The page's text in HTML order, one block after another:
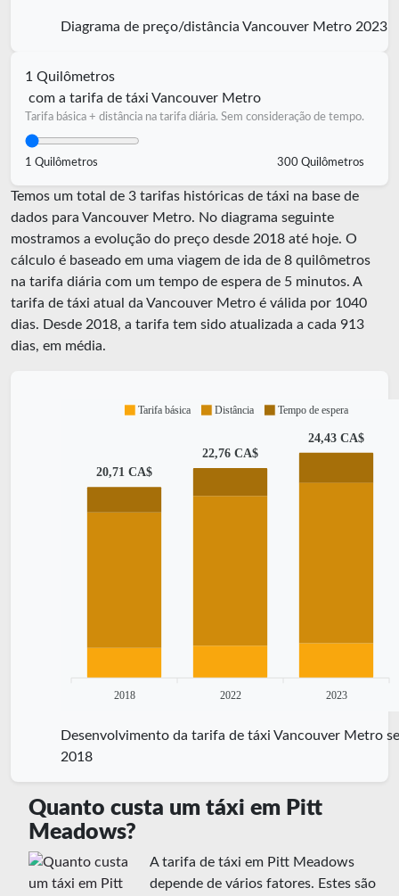
Diagrama de preço/distância Vancouver Metro 2023
1 Quilômetros
com a tarifa de táxi Vancouver Metro
Tarifa básica + distância na tarifa diária. Sem consideração de tempo.
1 Quilômetros 300 Quilômetros
Temos um total de 3 tarifas históricas de táxi na base de
dados para Vancouver Metro. No diagrama seguinte
mostramos a evolução do preço desde 2018 até hoje. O
cálculo é baseado em uma viagem de ida de 8 quilômetros
na tarifa diária com um tempo de espera de 5 minutos. A
tarifa de táxi atual da Vancouver Metro é válida por 1040
dias. Desde 2018, a tarifa tem sido atualizada a cada 913
dias, em média.
20,71 CA$
22,76 CA$
24,43 CA$
2018 2022 2023
Tarifa básica Distância Tempo de espera
Desenvolvimento da tarifa de táxi Vancouver Metro
2018
Quanto custa um táxi em Pitt
Meadows?
A tarifa de táxi em Pitt Meadows
depende de vários fatores. Estes são